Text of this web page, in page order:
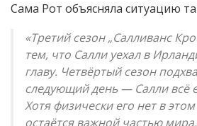
Сама Рот объясняла ситуацию
«Третий сезон „Салливанс
тем, что Салли уехал в
главу. Четвёртый сезон
следующий день — Салли всё
Хотя физически его нет в
остаётся важной частью